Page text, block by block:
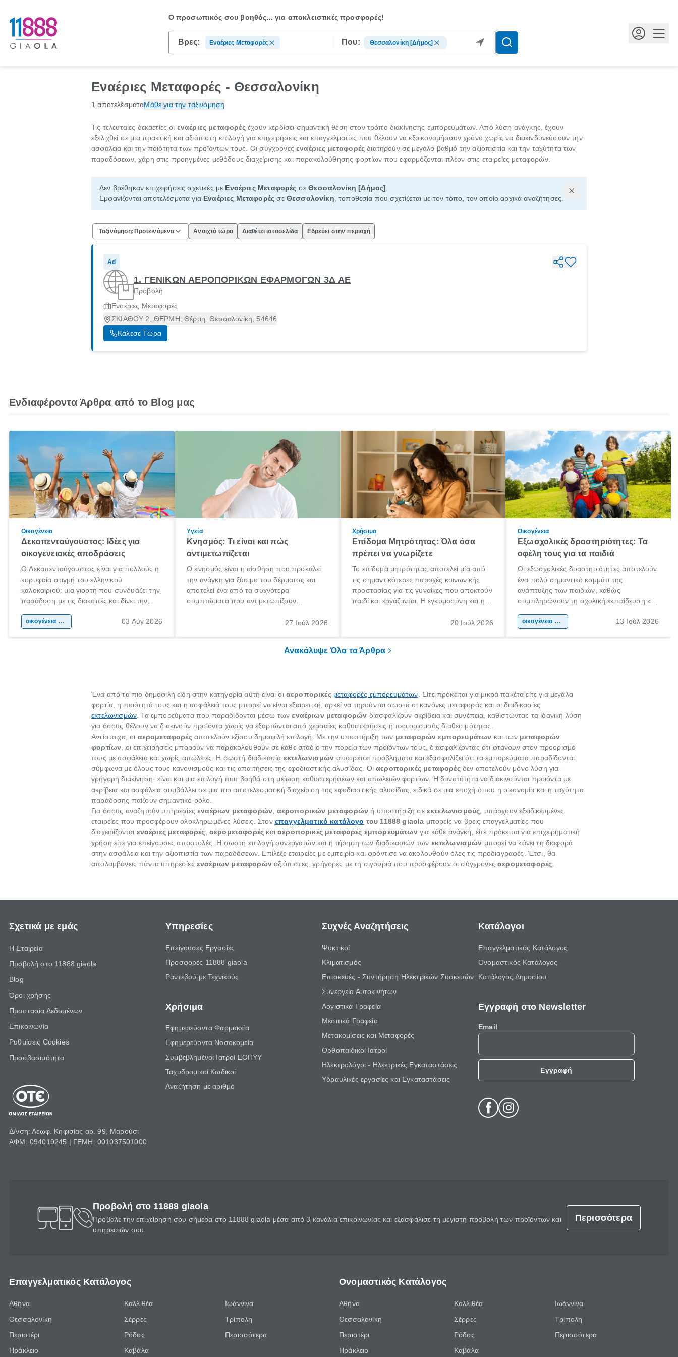
Ο προσωπικός σου βοηθός...για αποκλειστικές προσφορές!
Βρες: Εναέριες Μεταφορές Που: Θεσσαλονίκη [Δήμος]
Εναέριες Μεταφορές - Θεσσαλονίκη
1 αποτελέσματαΜάθε για την ταξινόμηση
Τις τελευταίες δεκαετίες οι εναέριες μεταφορέςέχουν κερδίσει σημαντική θέση στον τρόπο διακίνησης εμπορευμάτων. Από λύση ανάγκης, έχουν
εξελιχθεί σε μια πρακτική και αξιόπιστη επιλογή για επιχειρήσεις και επαγγελματίες που θέλουν να εξοικονομήσουν χρόνο χωρίς να διακινδυνεύσουν την
ασφάλεια και την ποιότητα των προϊόντων τους. Οι σύγχρονεςεναέριες μεταφορές διατηρούν σε μεγάλο βαθμό την αξιοπιστία και την ταχύτητα των
παραδόσεων, χάρη στις προηγμένες μεθόδους διαχείρισης και παρακολούθησης φορτίων που εφαρμόζονται πλέον στις εταιρείες μεταφορών.
Δεν βρέθηκαν επιχειρήσεις σχετικές με Εναέριες Μεταφορές σεΘεσσαλονίκη [Δήμος]
Εμφανίζονται αποτελέσματα για Εναέριες Μεταφορές σε Θεσσαλονίκη , τοποθεσία που σχετίζεται με τον τόπο, τον οποίο αρχικά αναζήτησες.
Ταξινόμηση: Προτεινόμενα Ανοιχτό τώρα Διαθέτει ιστοσελίδα Εδρεύει στην περιοχή
Ad
1. ΓΕΝΙΚΩΝ ΑΕΡΟΠΟΡΙΚΩΝ ΕΦΑΡΜΟΓΩΝ 3Δ ΑΕ
Προβολή
Εναέριες Μεταφορές
ΣΚΙΑΘΟΥ 2, ΘΕΡΜΗ, Θέρμη, Θεσσαλονίκη, 54646
Κάλεσε Τώρα
Ενδιαφέροντα Άρθρα από το Blog μας
Οικογένεια
Δεκαπενταύγουστος: Ιδέες για
οικογενειακές αποδράσεις
Ο Δεκαπενταύγουστος είναι για πολλούς η
κορυφαία στιγμή του ελληνικού
καλοκαιριού: μια γιορτή που συνδυάζει την
παράδοση με τις διακοπές και δίνει την
χώρας. Είτε πρόκειται για λίγες μέρες
οικογένεια & παιδί 03 Αύγ 2026
Υγεία
Κνησμός: Τι είναι και πώς
αντιμετωπίζεται
Ο κνησμός είναι η αίσθηση που προκαλεί
την ανάγκη για ξύσιμο του δέρματος και
αποτελεί ένα από τα συχνότερα
συμπτώματα που αντιμετωπίζουν
πληροφορίες για το «κνησμός τι είναι»,
27 Ιούλ 2026
Χρήσιμα
Επίδομα Μητρότητας: Όλα όσα
πρέπει να γνωρίζετε
Το επίδομα μητρότητας αποτελεί μία από
τις σημαντικότερες παροχές κοινωνικής
προστασίας για τις γυναίκες που αποκτούν
παιδί και εργάζονται. Η εγκυμοσύνη και η
σημαντική περίοδος στη ζωή κάθε20 Ιούλ 2026
Οικογένεια
Εξωσχολικές δραστηριότητες: Τα
οφέλη τους για τα παιδιά
Οι εξωσχολικές δραστηριότητες αποτελούν
ένα πολύ σημαντικό κομμάτι της
ανάπτυξης των παιδιών, καθώς
συμπληρώνουν τη σχολική εκπαίδευση και
της προσωπικότητας, της κοινωνικότητας
οικογένεια & παιδί 13 Ιούλ 2026
Ανακάλυψε Όλα τα Άρθρα
Ένα από τα πιο δημοφιλή είδη στην κατηγορία αυτή είναι οι αεροπορικές μεταφορές εμπορευμάτων . Είτε πρόκειται για μικρά πακέτα είτε για μεγάλα
φορτία, η ποιότητά τους και η ασφάλειά τους μπορεί να είναι εξαιρετική, αρκεί να τηρούνται σωστά οι κανόνες μεταφοράς και οι διαδικασίες
εκτελωνισμών . Τα εμπορεύματα που παραδίδονται μέσω τωνεναέριων μεταφορών διασφαλίζουν ακρίβεια και συνέπεια, καθιστώντας τα ιδανική λύση
για όσους θέλουν να διακινούν προϊόντα χωρίς να εξαρτώνται από χερσαίες καθυστερήσεις ή περιορισμούς διαθεσιμότητας.
Αντίστοιχα, οι αερομεταφορέςαποτελούν εξίσου δημοφιλή επιλογή. Με την υποστήριξη των μεταφορών εμπορευμάτων και των μεταφορών
φορτίων , οι επιχειρήσεις μπορούν να παρακολουθούν σε κάθε στάδιο την πορεία των προϊόντων τους, διασφαλίζοντας ότι φτάνουν στον προορισμό
τους με ασφάλεια και χωρίς απώλειες. Η σωστή διαδικασία εκτελωνισμών αποτρέπει προβλήματα και εξασφαλίζει ότι τα εμπορεύματα παραδίδονται
σύμφωνα με όλους τους κανονισμούς και τις απαιτήσεις της εφοδιαστικής αλυσίδας. Οιαεροπορικές μεταφορέςδεν αποτελούν μόνο λύση για
γρήγορη διακίνηση· είναι και μια επιλογή που βοηθά στη μείωση καθυστερήσεων και απωλειών φορτίων. Η δυνατότητα να διακινούνται προϊόντα με
ακρίβεια και ασφάλεια συμβάλλει σε μια πιο αποτελεσματική διαχείριση της εφοδιαστικής αλυσίδας, ειδικά σε μια εποχή όπου η οικονομία και η ταχύτητα
παράδοσης παίζουν σημαντικό ρόλο.
Για όσους αναζητούν υπηρεσίεςεναέριων μεταφορών αεροπορικών μεταφορών ή υποστήριξη σε εκτελωνισμούς , υπάρχουν εξειδικευμένες
εταιρείες που προσφέρουν ολοκληρωμένες λύσεις. Στον επαγγελματικό κατάλογο του 11888 giaola μπορείς να βρεις επαγγελματίες που
διαχειρίζονται εναέριες μεταφορές αερομεταφορές καιαεροπορικές μεταφορές εμπορευμάτων για κάθε ανάγκη, είτε πρόκειται για επιχειρηματική
χρήση είτε για επείγουσες αποστολές. Η σωστή επιλογή συνεργατών και η τήρηση των διαδικασιών των εκτελωνισμών μπορεί να κάνει τη διαφορά
στην ασφάλεια και την αξιοπιστία των παραδόσεων. Επίλεξε εταιρείες με εμπειρία και φρόντισε να ακολουθούν όλες τις προδιαγραφές. Έτσι, θα
απολαμβάνεις πάντα υπηρεσίες εναέριων μεταφορών αξιόπιστες, γρήγορες με τη σιγουριά που προσφέρουν οι σύγχρονεςαερομεταφορές
Σχετικά με εμάς
Η Εταιρεία
Προβολή στο 11888 giaola
Blog
Όροι χρήσης
Προστασία Δεδομένων
Επικοινωνία
Ρυθμίσεις Cookies
Προσβασιμότητα
Δ/νση: Λεωφ. Κηφισίας αρ. 99, Μαρούσι
ΑΦΜ: 094019245 | ΓΕΜΗ: 001037501000
Υπηρεσίες
Επείγουσες Εργασίες
Προσφορές 11888 giaola
Ραντεβού με Τεχνικούς
Χρήσιμα
Εφημερεύοντα Φαρμακεία
Εφημερεύοντα Νοσοκομεία
Συμβεβλημένοι Ιατροί ΕΟΠΥΥ
Ταχυδρομικοί Κωδικοί
Αναζήτηση με αριθμό
Συχνές Αναζητήσεις
Ψυκτικοί
Κλιματισμός
Επισκευές - Συντήρηση Ηλεκτρικών Συσκευών
Συνεργεία Αυτοκινήτων
Λογιστικά Γραφεία
Μεσιτικά Γραφεία
Μετακομίσεις και Μεταφορές
Ορθοπαιδικοί Ιατροί
Ηλεκτρολόγοι - Ηλεκτρικές Εγκαταστάσεις
Υδραυλικές εργασίες και Εγκαταστάσεις
Κατάλογοι
Επαγγελματικός Κατάλογος
Ονομαστικός Κατάλογος
Κατάλογος Δημοσίου
Εγγραφή στο Newsletter
Email
Εγγραφή
Προβολή στο 11888 giaola
Πρόβαλε την επιχείρησή σου σήμερα στο 11888 giaola μέσα από 3 κανάλια επικοινωνίας και εξασφάλισε τη μέγιστη προβολή των προϊόντων και
υπηρεσιών σου.
Περισσότερα
Επαγγελματικός Κατάλογος
Αθήνα
Θεσσαλονίκη
Περιστέρι
Ηράκλειο
Καλλιθέα
Σέρρες
Ρόδος
Καβάλα
Ιωάννινα
Τρίπολη
Περισσότερα
Ονομαστικός Κατάλογος
Αθήνα
Θεσσαλονίκη
Περιστέρι
Ηράκλειο
Καλλιθέα
Σέρρες
Ρόδος
Καβάλα
Ιωάννινα
Τρίπολη
Περισσότερα